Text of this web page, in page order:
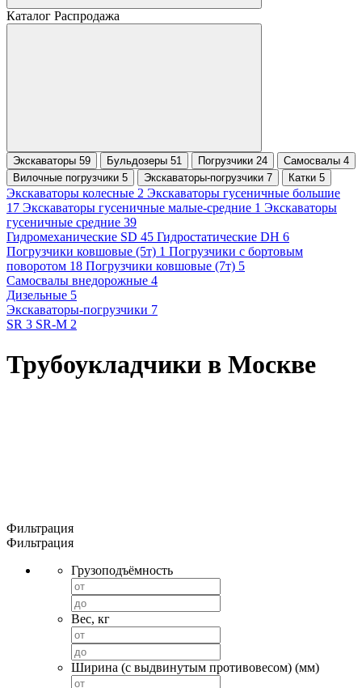
Каталог Распродажа
Экскаваторы 59 Бульдозеры 51 Погрузчики 24
Самосвалы 4
Вилочные погрузчики 5
Экскаваторы-погрузчики 7 Катки 5
Экскаваторы колесные 2 Экскаваторы гусеничные большие
17 Экскаваторы гусеничные малые-средние 1 Экскаваторы
гусеничные средние 39
Гидромеханические SD 45 Гидростатические DH 6
Погрузчики ковшовые (5т) 1 Погрузчики с бортовым
поворотом 18 Погрузчики ковшовые (7т) 5
Самосвалы внедорожные 4
Дизельные 5
Экскаваторы-погрузчики 7
SR 3 SR-M 2
Трубоукладчики в Москве
Фильтрация
Фильтрация
Грузоподъёмность
Вес, кг
Ширина (с выдвинутым противовесом) (мм)